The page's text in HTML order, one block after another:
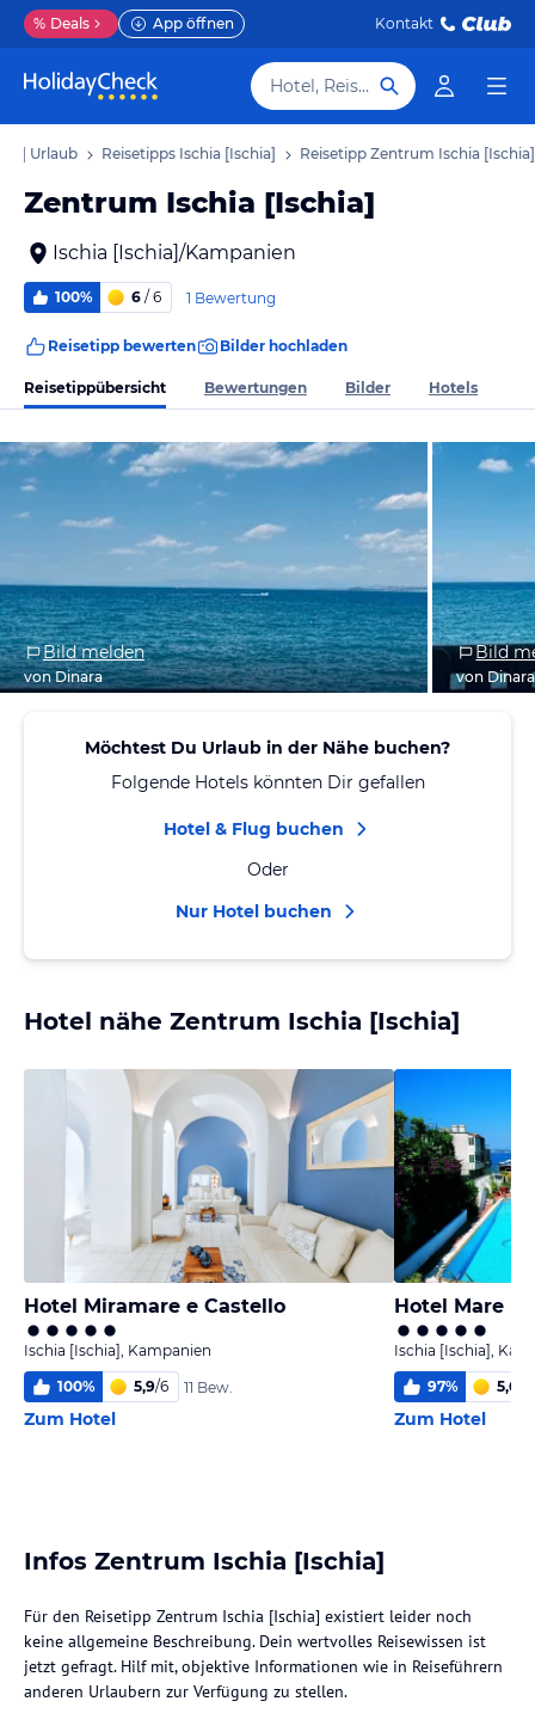
% Deals App öffnen Kontakt
Hotel, Reiseziel
Urlaub Reisetipps Ischia [Ischia] Reisetipp Zentrum Ischia [Ischia]
Zentrum Ischia [Ischia]
Ischia [Ischia]/Kampanien
100% 6 / 6 1 Bewertung
Reisetipp bewerten Bilder hochladen
Reisetippübersicht Bewertungen Bilder Hotels
Bild melden
von Dinara
Bild
von Dinara
Möchtest Du Urlaub in der Nähe buchen?
Folgende Hotels könnten Dir gefallen
Hotel & Flug buchen
Oder
Nur Hotel buchen
Hotel nähe Zentrum Ischia [Ischia]
Hotel Miramare e Castello
Ischia [Ischia], Kampanien
100% 5,9/6 11 Bew.
Zum Hotel
Hotel Mare
Ischia [Ischia],
97% 5,6
Zum Hotel
Infos Zentrum Ischia [Ischia]
Für den Reisetipp Zentrum Ischia [Ischia] existiert leider noch
keine allgemeine Beschreibung. Dein wertvolles Reisewissen ist
jetzt gefragt. Hilf mit, objektive Informationen wie in Reiseführern
anderen Urlaubern zur Verfügung zu stellen.